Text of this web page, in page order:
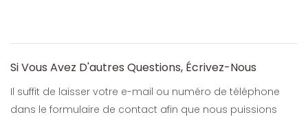
Si Vous Avez D'autres Questions, Écrivez-Nous
Il suffit de laisser votre e-mail ou numéro de téléphone
dans le formulaire de contact afin que nous puissions